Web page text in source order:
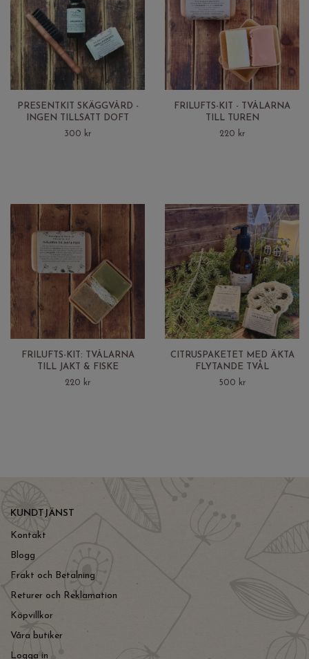
PRESENTKIT SKÄGGVÅRD -
INGEN TILLSATT DOFT
300 kr
FRILUFTS-KIT - TVÅLARNA
TILL TUREN
220 kr
FRILUFTS-KIT: TVÅLARNA
TILL JAKT & FISKE
220 kr
CITRUSPAKETET MED ÄKTA
FLYTANDE TVÅL
500 kr
KUNDTJÄNST
Kontakt
Blogg
Frakt och Betalning
Returer och Reklamation
Köpvillkor
Våra butiker
Logga in